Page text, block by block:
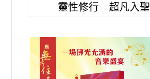
靈性修行 超凡入聖